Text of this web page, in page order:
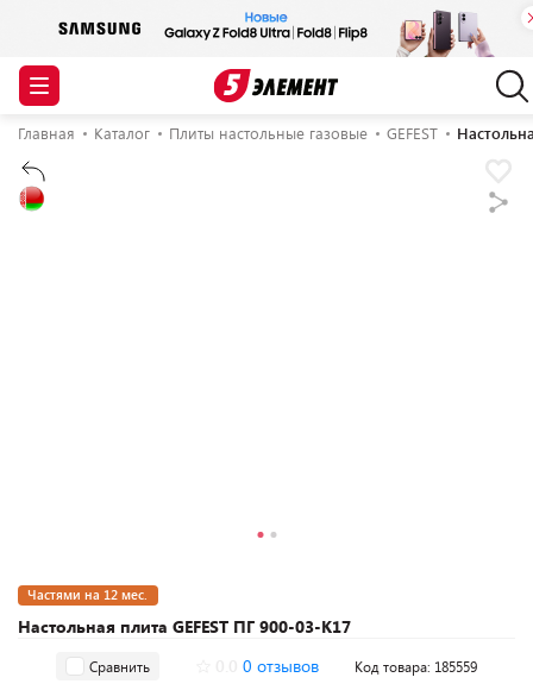
Главная Каталог Плиты настольные газовые GEFEST
Настольная плита GEFEST ПГ 900-03-К17
Частями на 12 мес.
Сравнить 0 отзывов Код товара: 185559